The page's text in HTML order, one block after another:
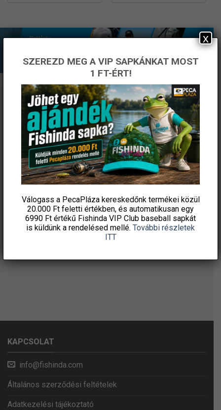
ÉRTESÜLJ ELSŐKÉNT! IRATKOZZ FEL A
HÍRLEVELÜNKRE!
KAPCSOLAT
info@fishinda.com
Általános szerződési feltételek
Adatkezelési tájékoztató
SZEREZD MEG A VIP SAPKÁNKAT MOST
1 FT-ÉRT!
Válogass a PecaPláza kereskedőnk termékei közül
20.000 Ft feletti értékben, és automatikusan egy
6990 Ft értékű Fishinda VIP Club baseball sapkát
is küldünk a rendelésed mellé. További részletek
ITT
x